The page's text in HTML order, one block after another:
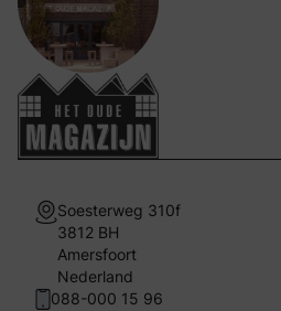
Soesterweg 310f
3812 BH
Amersfoort
Nederland
088-000 15 96